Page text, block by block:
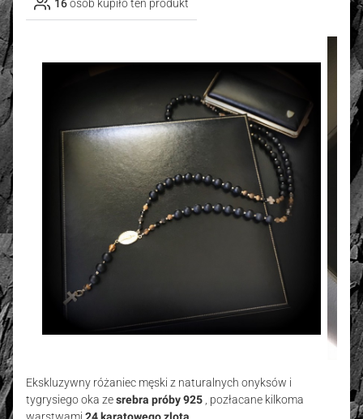
16osób kupiło ten produkt
Ekskluzywny różaniec męski z naturalnych onyksów i
tygrysiego oka zesrebra próby 925 , pozłacane kilkoma